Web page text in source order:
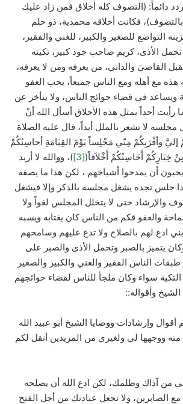
دائماً: (التصوف كله أخلاق فمن زاد عليك
فكانت أخلاقه محمدية، ذو حلم
التواضع للصغير والكبير، للغني والفقير،
تحمل الأذى، كريم صاحب جود كبير، تكيته
القاصيَ والداني، من يعرفه ومن لا يعرفه،
هذه مع أهله ومع الناس جميعاً، يحب العفو
ويساعد في قضاء حوائج الناس، ولا يتأخر عن
رأيت أحداً بمثل هذه الأخلاق أسأل الله أنْ
مجلسه لا تشعر بالملل أبداً، قال عليه الصلاة
إليَّ وأقْرَبِكُمْ مِنّي مَجْلِساً يَوْمَ القِيَامَةِ أحاسِنُكُمْ
خِيَارِكُمْ أَحَاسِنُكُمْ أَخْلاَقاً([3]
)، ووالله لا أريد
أن يمدحوا أشياخهم ، لكن هذا ما يصفه
جلس تجده يشغل مجلسه بالذكر وإلا فيشغل
والإرشاد حتى لا يتخلل المجلس لغواً ولا
والعفو فكم من الناس كان يغتابه ويسبه
ادع لهم بالصلاح ولا تدع عليهم وسامحهم
يتميز بالصبر وتحمل الأذى والصبر على
الناس الفقير والغني والكبير والصغير
سواء وكان ملجأ للناس لقضاء حوائجهم
وأقواله::
وإرشادات ووصايا الشيخ أبو عبيد الله
ووجهها لي ولغيري من المريدين أنقل لكم
من آذاك وظلمك، لكن ادع الله أن يصلحه
مع الصابرين، ولا تجعل عبادتك من أجل الفتح